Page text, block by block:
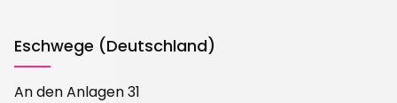
Eschwege (Deutschland)
An den Anlagen 31